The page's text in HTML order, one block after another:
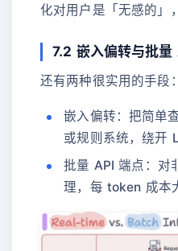
化对用户是「无感的」
7.2 嵌入偏转与批量
还有两种很实用的手段：
嵌入偏转：把简单
或规则系统，绕开
批量 API 端点：对
理，每 token 成本